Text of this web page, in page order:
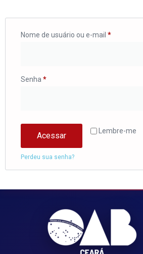
Nome de usuário ou e-mail *
Senha *
Lembre-me
Acessar
Perdeu sua senha?